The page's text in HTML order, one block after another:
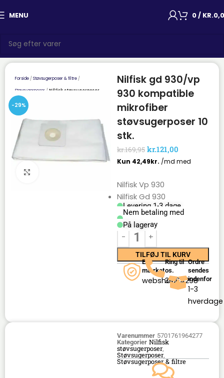
MENU 0/ KR.
Forside Støvsugerposer & filtre
Støvsugerposer Nilfisk støvsugerposer
-29%
Nilfisk gd 930/vp
930 kompatible
mikrofiber
støvsugerposer 10
stk.
kr.169,95 kr.121,00
Nilfisk Vp 930
Nilfisk Gd 930
Levering 1-3 dage
Nem betaling med
Mobilepay
På lager
TILFØJ TIL KURV
E-
mærket
webshop
Ring til
os.
36164298
Ordre
sendes
indenfor
1-3
hverdage
Varenummer 5701761964277
Kategorier Nilfisk
støvsugerposer,
Støvsugerposer,
Støvsugerposer & filtre